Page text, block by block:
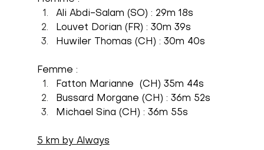
Ali Abdi-Salam (SO) : 29m 18s
Louvet Dorian (FR) : 30m 39s
Huwiler Thomas (CH) : 30m 40s
Femme :
Fatton Marianne  (CH) 35m 44s
Bussard Morgane (CH) : 36m 52s
Michael Sina (CH) : 36m 55s
5 km by Always